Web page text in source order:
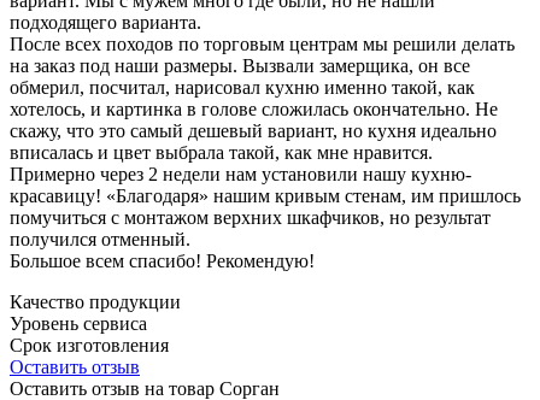
подходящего варианта.
После всех походов по торговым центрам мы решили делать
на заказ под наши размеры. Вызвали замерщика, он все
обмерил, посчитал, нарисовал кухню именно такой, как
хотелось, и картинка в голове сложилась окончательно. Не
скажу, что это самый дешевый вариант, но кухня идеально
вписалась и цвет выбрала такой, как мне нравится.
Примерно через 2 недели нам установили нашу кухню-
красавицу! «Благодаря» нашим кривым стенам, им пришлось
помучиться с монтажом верхних шкафчиков, но результат
получился отменный.
Большое всем спасибо! Рекомендую!
Качество продукции
Уровень сервиса
Срок изготовления
Оставить отзыв
Оставить отзыв на товар Сорган